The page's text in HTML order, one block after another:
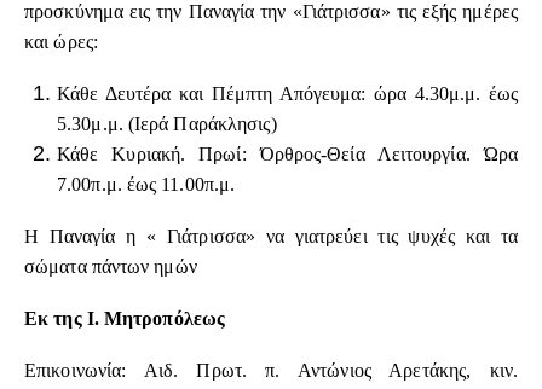
προσκύνημα εις την Παναγία την «Γιάτρισσα» τις εξής ημέρες
και ώρες:
Κάθε Δευτέρα και Πέμπτη Απόγευμα: ώρα 4.30μ.μ. έως
5.30μ.μ. (Ιερά Παράκλησις)
Κάθε Κυριακή. Πρωί: Όρθρος-Θεία Λειτουργία. Ώρα
7.00π.μ. έως 11.00π.μ.
Η Παναγία η « Γιάτρισσα» να γιατρεύει τις ψυχές και τα
σώματα πάντων ημών
Εκ της Ι. Μητροπόλεως
Επικοινωνία: Αιδ. Πρωτ. π. Αντώνιος Αρετάκης, κιν.